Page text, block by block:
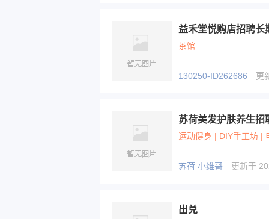
茶馆
130250-ID262686 更
苏荷美发护肤养生招
运动健身 | DIY手工坊 |
苏荷 小维哥 更新于
出兑